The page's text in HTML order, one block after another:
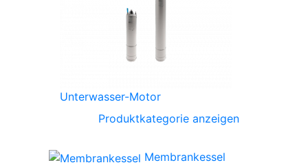
Unterwasser-Motor
Produktkategorie anzeigen
Membrankessel